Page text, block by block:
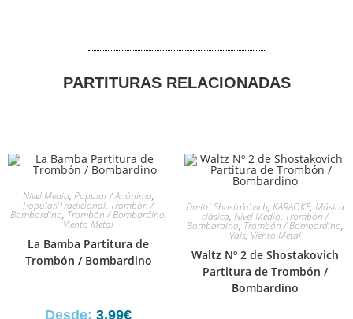
PARTITURAS RELACIONADAS
Nivel Medio, Popular / Anónimo,
Popular/Tradicional, Trombón /
Bombardino, Trombón / Bombardino,
Viento Metal
La Bamba Partitura de
Trombón / Bombardino
Desde: 3,99€
Dmitri Shostakóvich, KARAOKE, Música
clásica, Nivel Medio, Trombón /
Bombardino, Trombón / Bombardino,
Vals, Viento Metal
Waltz Nº 2 de Shostakovich
Partitura de Trombón /
Bombardino